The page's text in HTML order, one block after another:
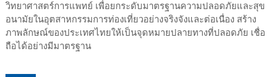
วิทยาศาสตร์การแพทย์ เพื่อยกระดับมาตรฐานความปลอดภัยและสุข
อนามัยในอุตสาหกรรมการท่องเที่ยวอย่างจริงจังและต่อเนื่อง สร้าง
ภาพลักษณ์ของประเทศไทยให้เป็นจุดหมายปลายทางที่ปลอดภัย เชื่อ
ถือได้อย่างมีมาตรฐาน